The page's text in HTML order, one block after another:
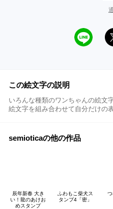
この絵文字の説明
いろんな種類のワンちゃんの絵文
絵文字を組み合わせて自分だけの
semioticaの他の作品
辰年新春 大き
い！龍のあけお
めスタンプ
ふわもこ柴犬ス
タンプ4「密」